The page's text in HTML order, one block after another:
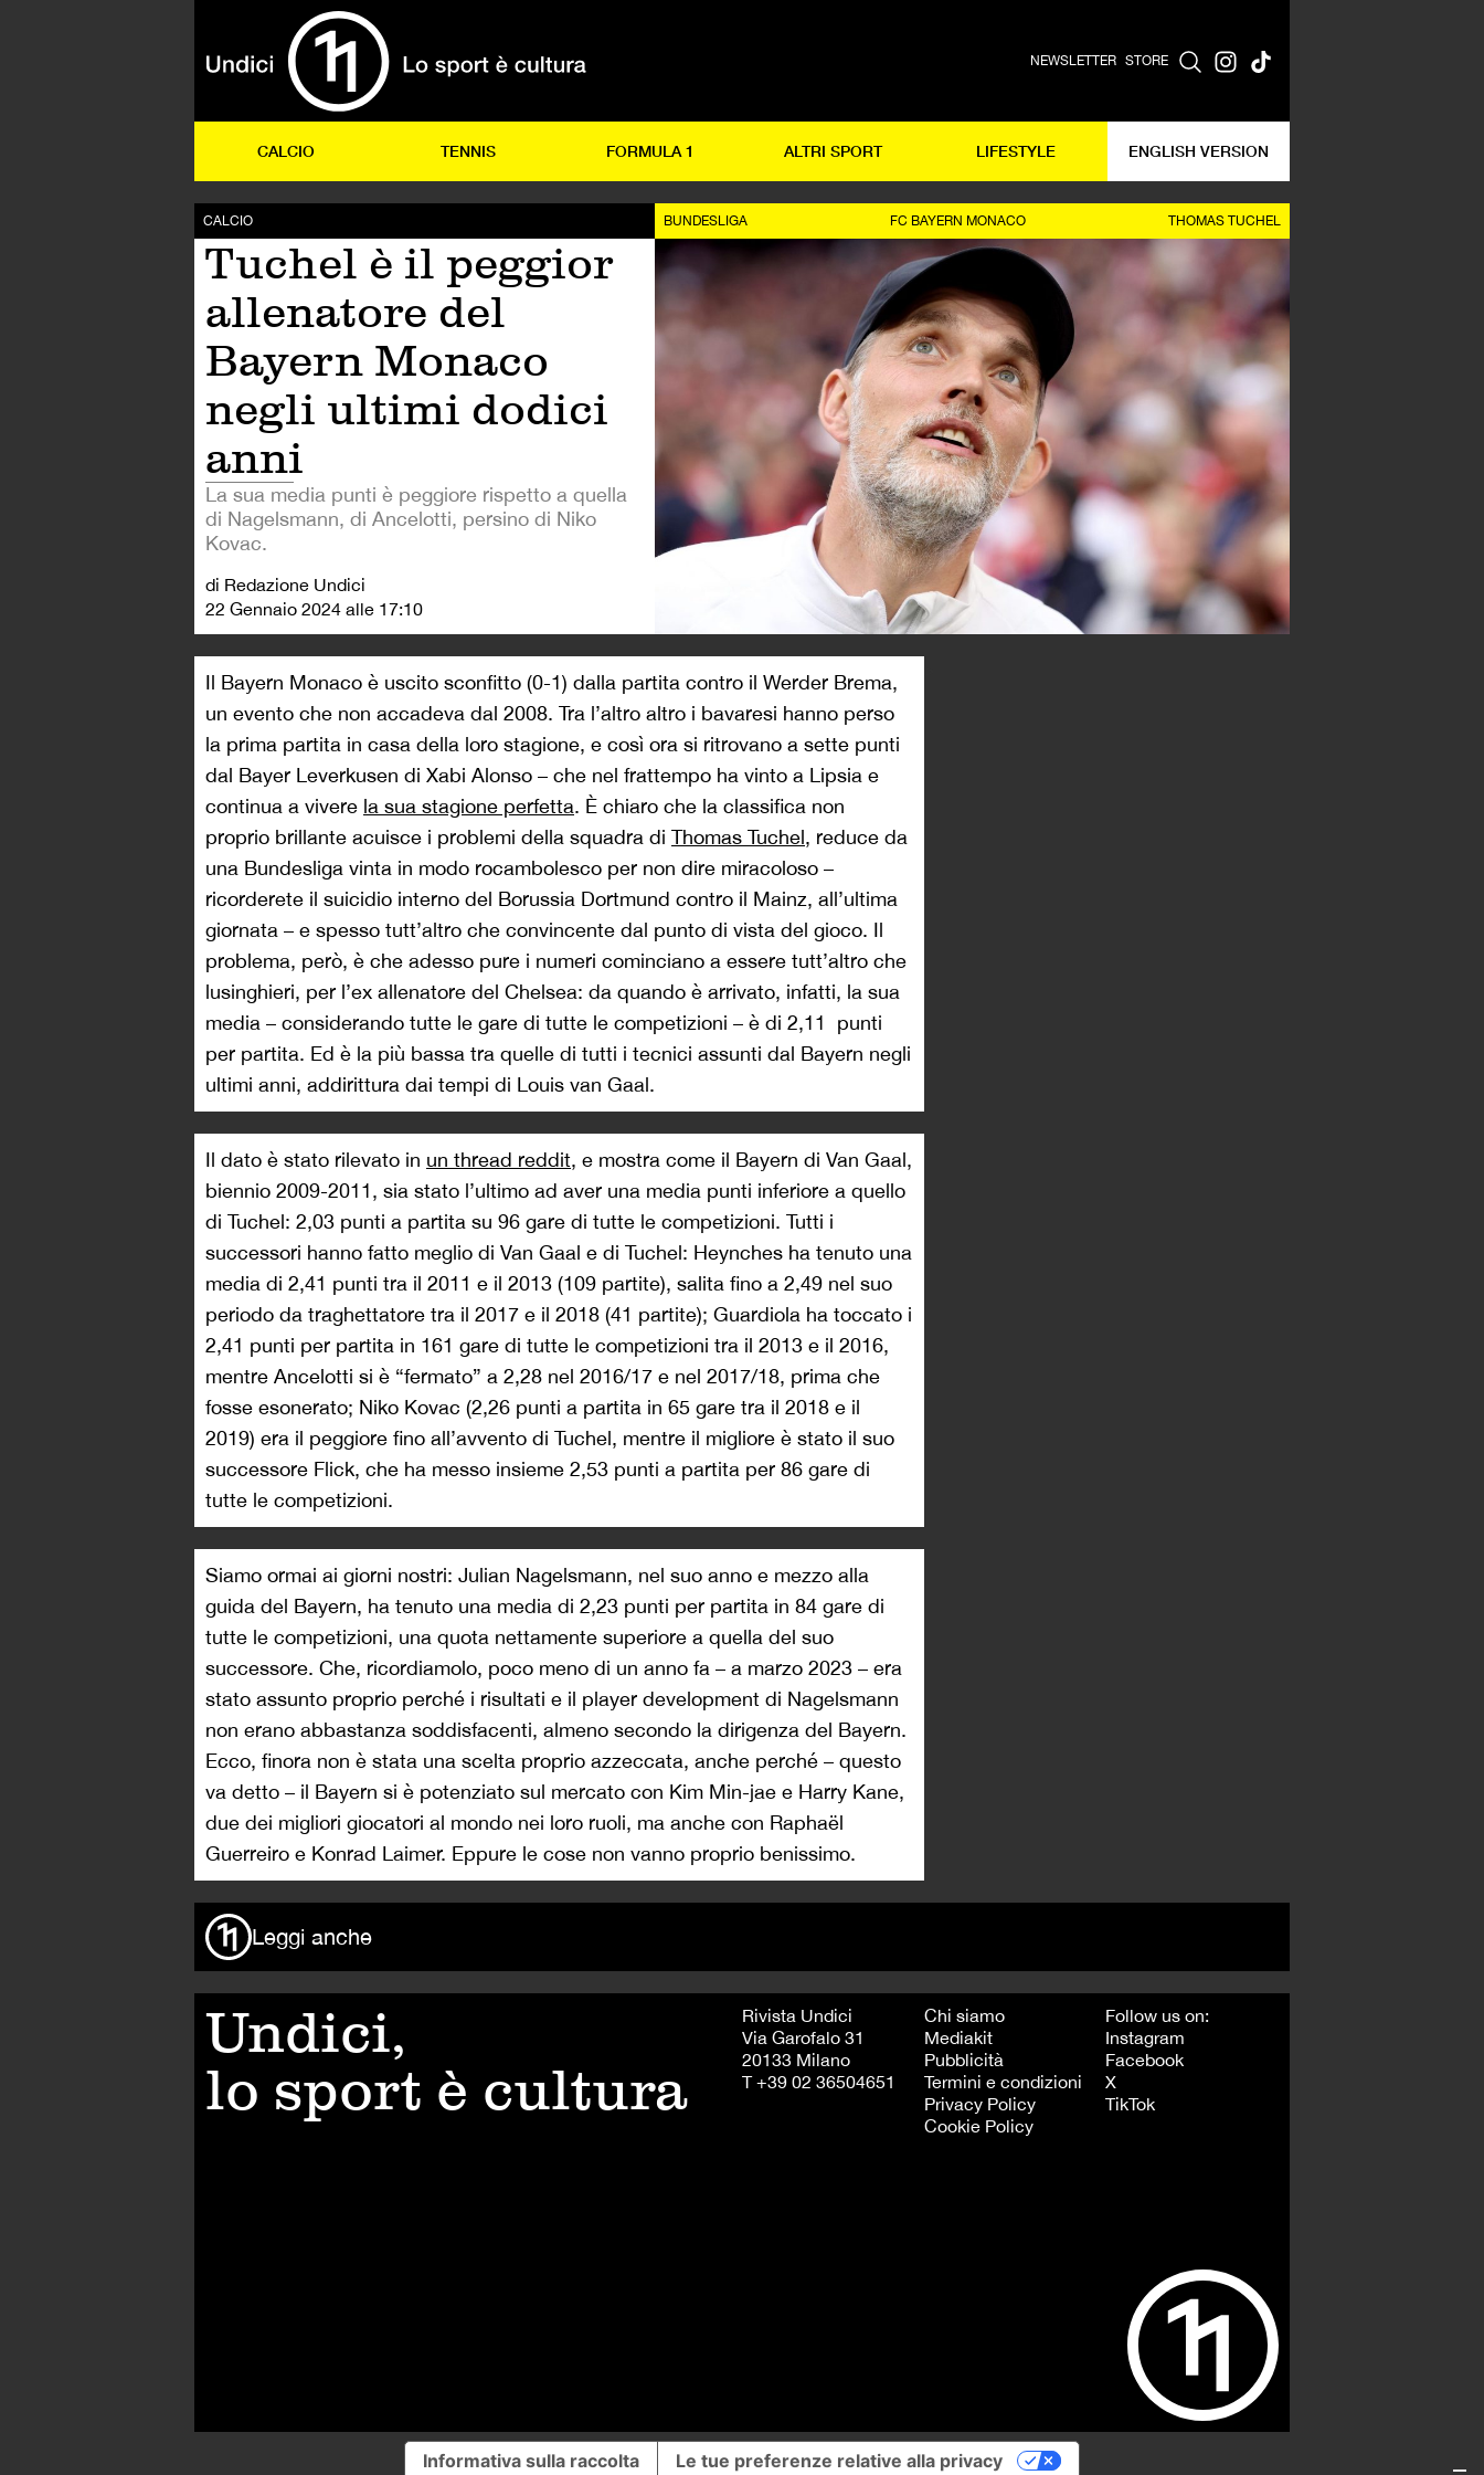
NEWSLETTER STORE
CALCIO TENNIS FORMULA 1 ALTRI SPORT LIFESTYLE ENGLISH VERSION
CALCIO
Tuchel è il peggior
allenatore del
Bayern Monaco
negli ultimi dodici
anni
La sua media punti è peggiore rispetto a quella
di Nagelsmann, di Ancelotti, persino di Niko
Kovac.
di Redazione Undici
22 Gennaio 2024 alle 17:10
BUNDESLIGA FC BAYERN MONACO THOMAS TUCHEL
Il Bayern Monaco è uscito sconfitto (0-1) dalla partita contro il Werder Brema,
un evento che non accadeva dal 2008. Tra l’altro altro i bavaresi hanno perso
la prima partita in casa della loro stagione, e così ora si ritrovano a sette punti
dal Bayer Leverkusen di Xabi Alonso – che nel frattempo ha vinto a Lipsia e
continua a vivere la sua stagione perfetta. È chiaro che la classifica non
proprio brillante acuisce i problemi della squadra di Thomas Tuchel, reduce da
una Bundesliga vinta in modo rocambolesco per non dire miracoloso –
ricorderete il suicidio interno del Borussia Dortmund contro il Mainz, all’ultima
giornata – e spesso tutt’altro che convincente dal punto di vista del gioco. Il
problema, però, è che adesso pure i numeri cominciano a essere tutt’altro che
lusinghieri, per l’ex allenatore del Chelsea: da quando è arrivato, infatti, la sua
media – considerando tutte le gare di tutte le competizioni – è di 2,11 punti
per partita. Ed è la più bassa tra quelle di tutti i tecnici assunti dal Bayern negli
ultimi anni, addirittura dai tempi di Louis van Gaal.
Il dato è stato rilevato in un thread reddit, e mostra come il Bayern di Van Gaal,
biennio 2009-2011, sia stato l’ultimo ad aver una media punti inferiore a quello
di Tuchel: 2,03 punti a partita su 96 gare di tutte le competizioni. Tutti i
successori hanno fatto meglio di Van Gaal e di Tuchel: Heynches ha tenuto una
media di 2,41 punti tra il 2011 e il 2013 (109 partite), salita fino a 2,49 nel suo
periodo da traghettatore tra il 2017 e il 2018 (41 partite); Guardiola ha toccato i
2,41 punti per partita in 161 gare di tutte le competizioni tra il 2013 e il 2016,
mentre Ancelotti si è “fermato” a 2,28 nel 2016/17 e nel 2017/18, prima che
fosse esonerato; Niko Kovac (2,26 punti a partita in 65 gare tra il 2018 e il
2019) era il peggiore fino all’avvento di Tuchel, mentre il migliore è stato il suo
successore Flick, che ha messo insieme 2,53 punti a partita per 86 gare di
tutte le competizioni.
Siamo ormai ai giorni nostri: Julian Nagelsmann, nel suo anno e mezzo alla
guida del Bayern, ha tenuto una media di 2,23 punti per partita in 84 gare di
tutte le competizioni, una quota nettamente superiore a quella del suo
successore. Che, ricordiamolo, poco meno di un anno fa – a marzo 2023 – era
stato assunto proprio perché i risultati e il player development di Nagelsmann
non erano abbastanza soddisfacenti, almeno secondo la dirigenza del Bayern.
Ecco, finora non è stata una scelta proprio azzeccata, anche perché – questo
va detto – il Bayern si è potenziato sul mercato con Kim Min-jae e Harry Kane,
due dei migliori giocatori al mondo nei loro ruoli, ma anche con Raphaël
Guerreiro e Konrad Laimer. Eppure le cose non vanno proprio benissimo.
Leggi anche
Undici,
lo sport è cultura
Rivista Undici
Via Garofalo 31
20133 Milano
T +39 02 36504651
Chi siamo
Mediakit
Pubblicità
Termini e condizioni
Privacy Policy
Cookie Policy
Follow us on:
Instagram
Facebook
X
TikTok
Informativa sulla raccolta Le tue preferenze relative alla privacy